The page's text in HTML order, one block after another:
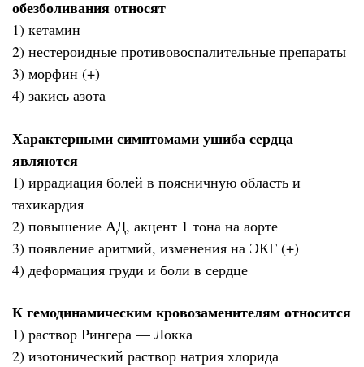
обезболивания относят
1) кетамин
2) нестероидные противовоспалительные препараты
3) морфин (+)
4) закись азота
Характерными симптомами ушиба сердца
являются
1) иррадиация болей в поясничную область и
тахикардия
2) повышение АД, акцент 1 тона на аорте
3) появление аритмий, изменения на ЭКГ (+)
4) деформация груди и боли в сердце
К гемодинамическим кровозаменителям относится
1) раствор Рингера — Локка
2) изотонический раствор натрия хлорида